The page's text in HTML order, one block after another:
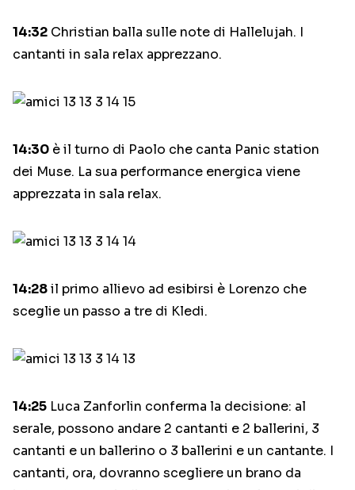
14:32 Christian balla sulle note di Hallelujah. I
cantanti in sala relax apprezzano.
14:30 è il turno di Paolo che canta Panic station
dei Muse. La sua performance energica viene
apprezzata in sala relax.
14:28il primo allievo ad esibirsi è Lorenzo che
sceglie un passo a tre di Kledi.
14:25 Luca Zanforlin conferma la decisione: al
serale, possono andare 2 cantanti e 2 ballerini, 3
cantanti e un ballerino o 3 ballerini e un cantante. I
cantanti, ora, dovranno scegliere un brano da